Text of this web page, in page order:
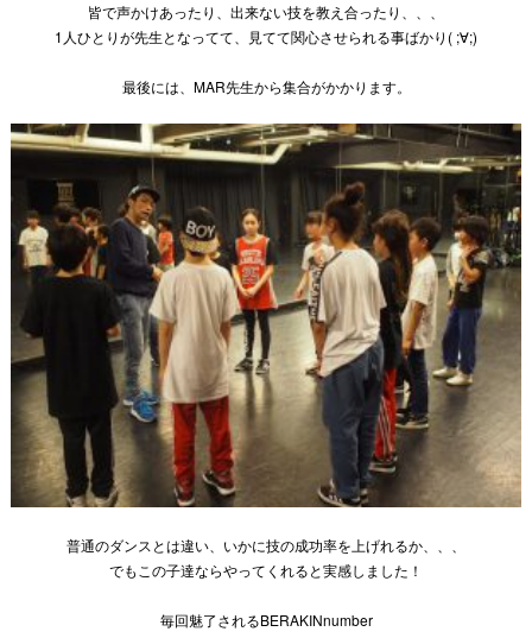
皆で声かけあったり、出来ない技を教え合ったり、、、
1人ひとりが先生となってて、見てて関心させられる事ばかり( ;∀;)
最後には、MAR先生から集合がかかります。
普通のダンスとは違い、いかに技の成功率を上げれるか、、、
でもこの子達ならやってくれると実感しました！
毎回魅了されるBERAKINnumber